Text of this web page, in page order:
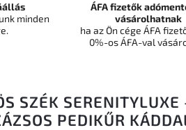
SZÉK SERENITYLUXE
PEDIKŰR
minden
ÁFA fizetők
vásárolhatnak
ha az Ön cége ÁFA
0%-os ÁFA-val